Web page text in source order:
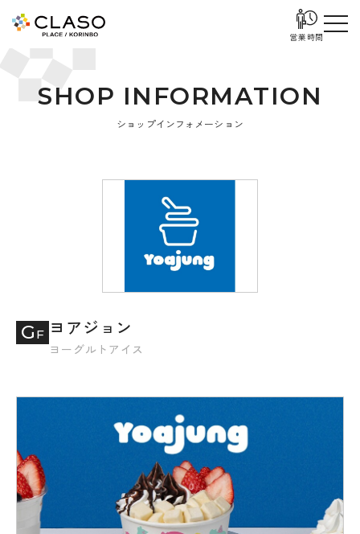
営業時間
SHOP IN FORMATION
ショップインフォメーション
G F ヨアジョン
ヨーグルトアイス